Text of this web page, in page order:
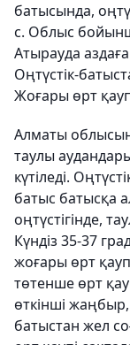
батысында,
с. Облыс
Атырауда
Оңтүстік-
Жоғары өрт
Алматы
таулы
күтіледі.
батыс батысқа
оңтүстігінде,
Күндіз 35-37
жоғары өрт
төтенше өрт
өткінші жаңбыр,
батыстан жел